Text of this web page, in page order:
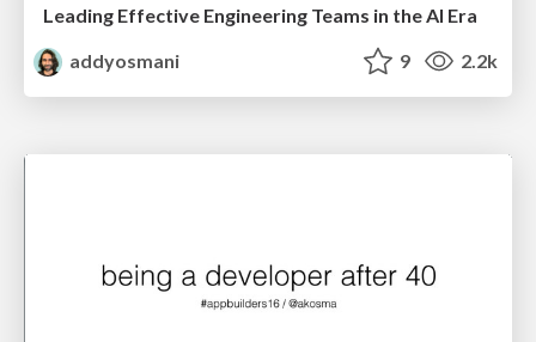
Leading Effective Engineering Teams in the AI Era
addyosmani
9 2.2k